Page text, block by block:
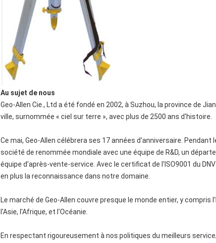
Au sujet de nous
Geo-Allen Cie., Ltd a été fondé en 2002, à Suzhou, la province de
ville, surnommée « ciel sur terre », avec plus de 2500 ans d'histoire.
Ce mai, Geo-Allen célébrera ses 17 années d'anniversaire.
société de renommée mondiale avec une équipe de R&D, un
équipe d'après-vente-service. Avec le certificat de l'ISO9001 du
en plus la reconnaissance dans notre domaine.
Le marché de Geo-Allen couvre presque le monde entier, y
l'Asie, l'Afrique, et l'Océanie.
En respectant rigoureusement à nos politiques du meilleurs